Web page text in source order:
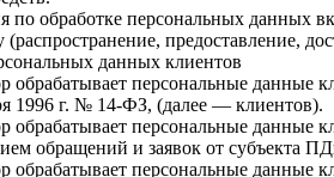
по обработке персональных данных
(распространение, предоставление,
данных клиентов
обрабатывает персональные данные
1996 г. № 14-ФЗ, (далее — клиентов).
обрабатывает персональные данные
обращений и заявок от субъекта
обрабатывает персональные данные